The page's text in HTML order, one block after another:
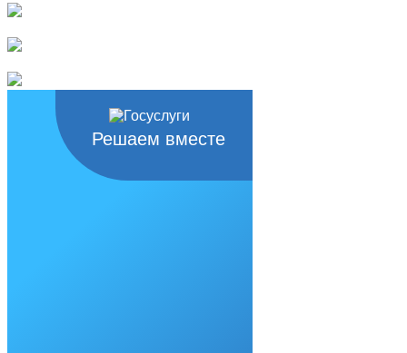
Решаем вместе